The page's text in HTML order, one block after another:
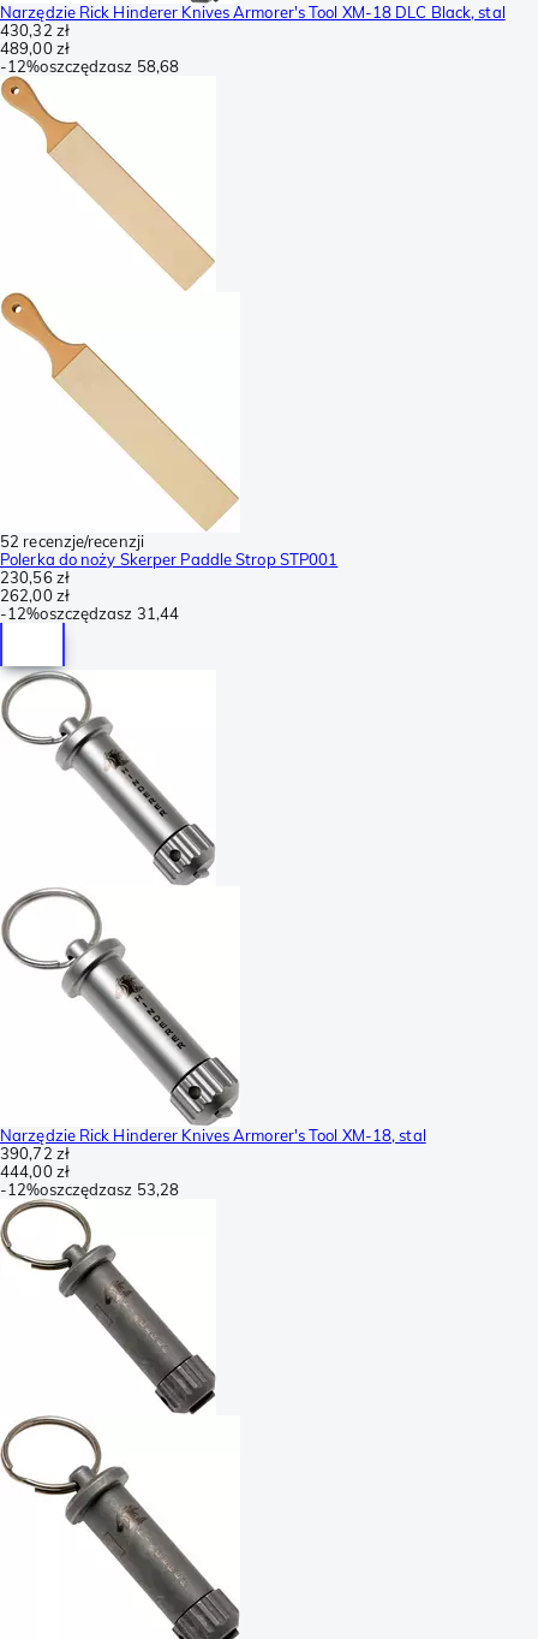
Narzędzie Rick Hinderer Knives Armorer's Tool XM-18 DLC Black, stal
430,32 zł
489,00 zł
-12%oszczędzasz 58,68
52 recenzje/recenzji
Polerka do noży Skerper Paddle Strop STP001
230,56 zł
262,00 zł
-12%oszczędzasz 31,44
Narzędzie Rick Hinderer Knives Armorer's Tool XM-18, stal
390,72 zł
444,00 zł
-12%oszczędzasz 53,28